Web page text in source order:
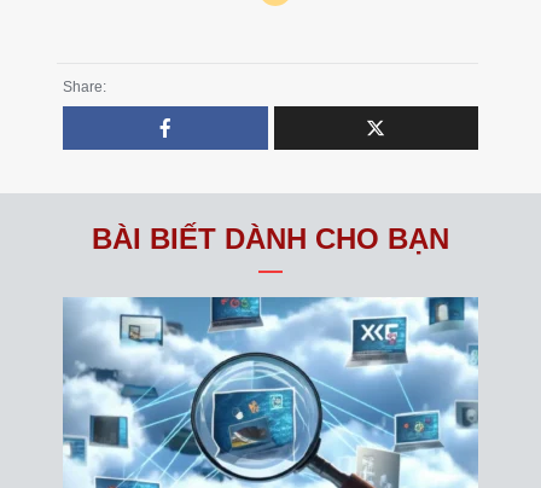
Share:
BÀI BIẾT DÀNH CHO BẠN